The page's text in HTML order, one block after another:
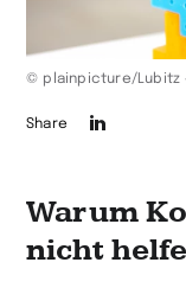
© plainpicture/Lubitz
auf
Share
Warum
nicht